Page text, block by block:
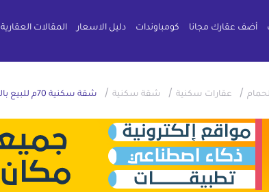
أضف عقارك مجانا كومباوندات دليل الاسعار المقالات العقارية
/ عقارات سكنية / شقة سكنية / شقة سكنية 70م للبيع بالتقسيط بقسم الحمام مرسى مطروح